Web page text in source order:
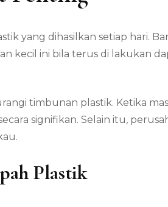
yang dihasilkan setiap hari.
kecil ini bila terus di lakukan
timbunan plastik. Ketika
signifikan. Selain itu,
Plastik